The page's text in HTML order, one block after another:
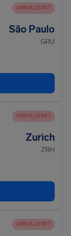
ANNULLERET
São Paulo
GRU
ANNULLERET
Zurich
ZRH
ANNULLERET